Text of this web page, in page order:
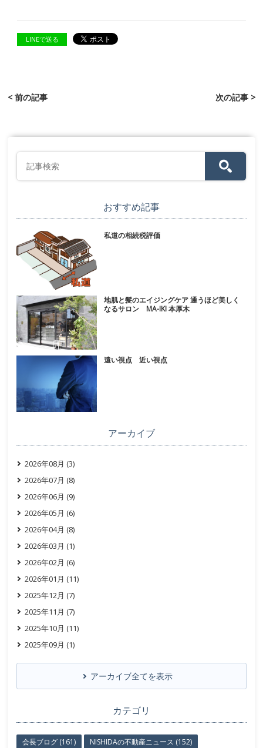
LINEで送る
< 前の記事 次の記事 >
おすすめ記事
私道の相続税評価
地肌と髪のエイジングケア 通うほど美しく
なるサロン MA-IKI 本厚木
遠い視点 近い視点
アーカイブ
2026年08月 (3)
2026年07月 (8)
2026年06月 (9)
2026年05月 (6)
2026年04月 (8)
2026年03月 (1)
2026年02月 (6)
2026年01月 (11)
2025年12月 (7)
2025年11月 (7)
2025年10月 (11)
2025年09月 (1)
アーカイブ全てを表示
カテゴリ
会長ブログ (161)
NISHIDAの不動産ニュース (152)